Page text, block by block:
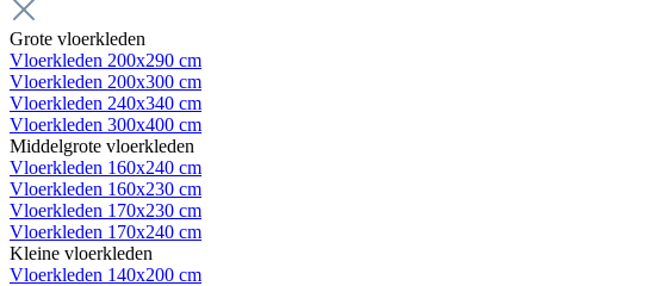
Grote vloerkleden
Vloerkleden 200x290 cm
Vloerkleden 200x300 cm
Vloerkleden 240x340 cm
Vloerkleden 300x400 cm
Middelgrote vloerkleden
Vloerkleden 160x240 cm
Vloerkleden 160x230 cm
Vloerkleden 170x230 cm
Vloerkleden 170x240 cm
Kleine vloerkleden
Vloerkleden 140x200 cm